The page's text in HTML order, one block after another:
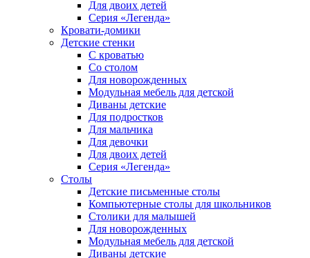
Для двоих детей
Серия «Легенда»
Кровати-домики
Детские стенки
С кроватью
Со столом
Для новорожденных
Модульная мебель для детской
Диваны детские
Для подростков
Для мальчика
Для девочки
Для двоих детей
Серия «Легенда»
Столы
Детские письменные столы
Компьютерные столы для школьников
Столики для малышей
Для новорожденных
Модульная мебель для детской
Диваны детские